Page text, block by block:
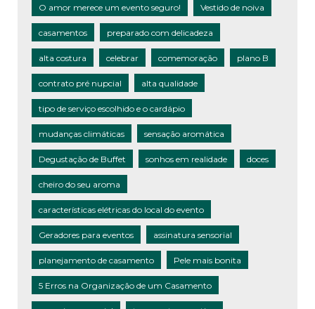
O amor merece um evento seguro! Vestido de noiva
casamentos preparado com delicadeza
alta costura celebrar comemoração plano B
contrato pré nupcial alta qualidade
tipo de serviço escolhido e o cardápio
mudanças climáticas sensação aromática
Degustação de Buffet sonhos em realidade doces
cheiro do seu aroma
características elétricas do local do evento
Geradores para eventos assinatura sensorial
planejamento de casamento Pele mais bonita
5 Erros na Organização de um Casamento